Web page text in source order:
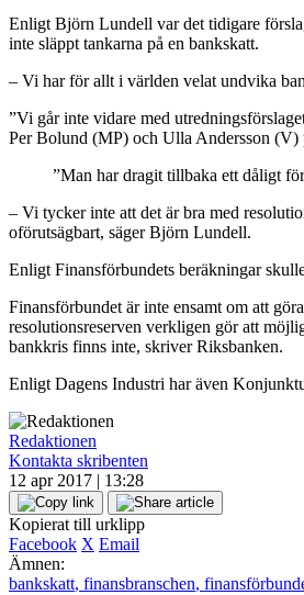
Enligt Björn Lundell var det tidigare
inte släppt tankarna på en bankskatt.
– Vi har för allt i världen velat undvika
”Vi går inte vidare med
Per Bolund (MP) och Ulla Andersson
”Man har dragit tillbaka ett dåligt
– Vi tycker inte att det är bra med
oförutsägbart, säger Björn Lundell.
Enligt Finansförbundets beräkningar
Finansförbundet är inte ensamt om att
resolutionsreserven verkligen gör att
bankkris finns inte, skriver Riksbanken.
Enligt Dagens Industri har även
Redaktionen
Kontakta skribenten
12 apr 2017 | 13:28
Kopierat till urklipp
Facebook X Email
Ämnen:
bankskatt, finansbranschen,